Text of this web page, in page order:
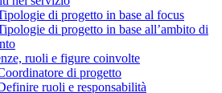
di progetto in base al focus
di progetto in base all’ambito di
ruoli e figure coinvolte
di progetto
ruoli e responsabilità